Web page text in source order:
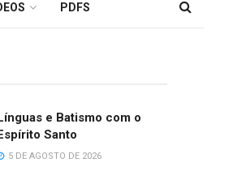
PDFS
e Batismo com o
Santo
5 DE AGOSTO DE 2026